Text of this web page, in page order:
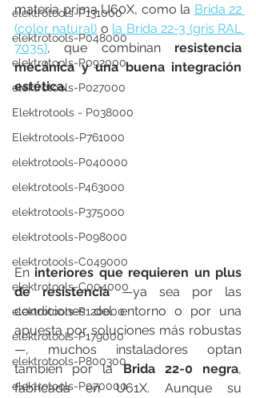
elektrotools-P131000
elektrotools-P048000
elektrotools-P092000
elektrotools-P027000
Elektrotools - P038000
Elektrotools-P761000
elektrotools-P040000
elektrotools-P463000
elektrotools-P375000
elektrotools-P098000
elektrotools-C049000
elektrotools-C004000
elektrotools-P120000
elektrotools-P179000
elektrotools-P800300
elektrotools-P070000
materia prima U60X, como la Brida 22
(color natural) o la Brida 22-3 (gris RAL
7035), que combinan resistencia
mecánica y una buena integración
estética.
En interiores que requieren un plus
de resistencia —ya sea por las
condiciones del entorno o por una
apuesta por soluciones más robustas
—, muchos instaladores optan
también por la Brida 22-0 negra,
fabricada en U61X. Aunque su